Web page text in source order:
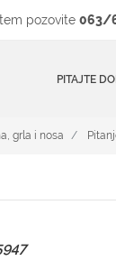
pozovite 063/
PITAJTE
grla i nosa